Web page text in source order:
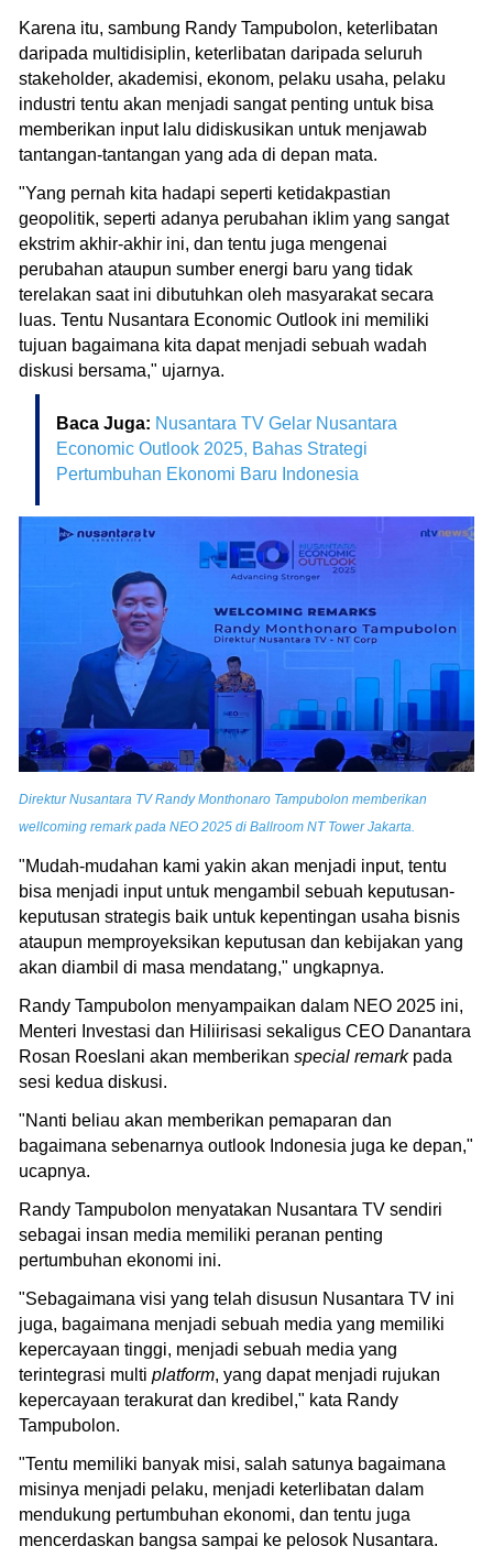
Karena itu, sambung Randy Tampubolon, keterlibatan
daripada multidisiplin, keterlibatan daripada seluruh
stakeholder, akademisi, ekonom, pelaku usaha, pelaku
industri tentu akan menjadi sangat penting untuk bisa
memberikan input lalu didiskusikan untuk menjawab
tantangan-tantangan yang ada di depan mata.
"Yang pernah kita hadapi seperti ketidakpastian
geopolitik, seperti adanya perubahan iklim yang sangat
ekstrim akhir-akhir ini, dan tentu juga mengenai
perubahan ataupun sumber energi baru yang tidak
terelakan saat ini dibutuhkan oleh masyarakat secara
luas. Tentu Nusantara Economic Outlook ini memiliki
tujuan bagaimana kita dapat menjadi sebuah wadah
diskusi bersama," ujarnya.
Baca Juga: Nusantara TV Gelar Nusantara
Economic Outlook 2025, Bahas Strategi
Pertumbuhan Ekonomi Baru Indonesia
Direktur Nusantara TV Randy Monthonaro Tampubolon memberikan
wellcoming remark pada NEO 2025 di Ballroom NT Tower Jakarta.
"Mudah-mudahan kami yakin akan menjadi input, tentu
bisa menjadi input untuk mengambil sebuah keputusan-
keputusan strategis baik untuk kepentingan usaha bisnis
ataupun memproyeksikan keputusan dan kebijakan yang
akan diambil di masa mendatang," ungkapnya.
Randy Tampubolon menyampaikan dalam NEO 2025 ini,
Menteri Investasi dan Hiliirisasi sekaligus CEO Danantara
Rosan Roeslani akan memberikan special remarkpada
sesi kedua diskusi.
"Nanti beliau akan memberikan pemaparan dan
bagaimana sebenarnya outlook Indonesia juga ke depan,"
ucapnya.
Randy Tampubolon menyatakan Nusantara TV sendiri
sebagai insan media memiliki peranan penting
pertumbuhan ekonomi ini.
"Sebagaimana visi yang telah disusun Nusantara TV ini
juga, bagaimana menjadi sebuah media yang memiliki
kepercayaan tinggi, menjadi sebuah media yang
terintegrasi multi platform, yang dapat menjadi rujukan
kepercayaan terakurat dan kredibel," kata Randy
Tampubolon.
"Tentu memiliki banyak misi, salah satunya bagaimana
misinya menjadi pelaku, menjadi keterlibatan dalam
mendukung pertumbuhan ekonomi, dan tentu juga
mencerdaskan bangsa sampai ke pelosok Nusantara.